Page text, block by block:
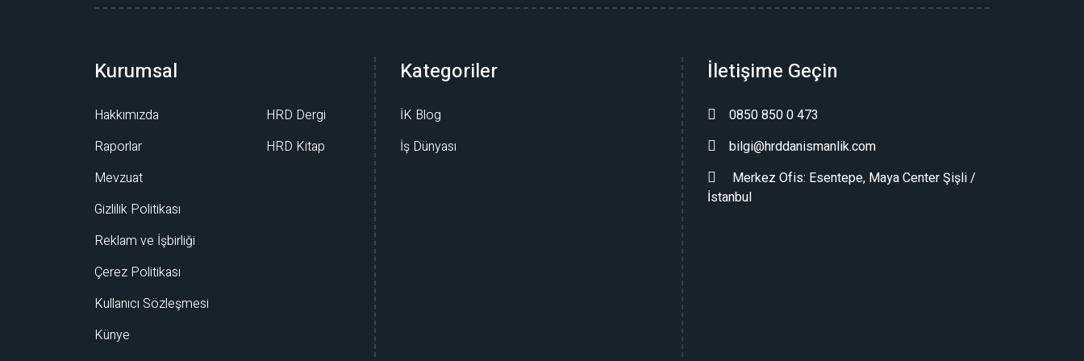
Kurumsal
Hakkımızda
Raporlar
Mevzuat
Gizlilik Politikası
Reklam ve İşbirliği
Çerez Politikası
Kullanıcı Sözleşmesi
Künye
HRD Dergi
HRD Kitap
Kategoriler
İK Blog
İş Dünyası
İletişime Geçin
0850 850 0 473
bilgi@hrddanismanlik.com
Merkez Ofis: Esentepe, Maya Center Şişli /
İstanbul